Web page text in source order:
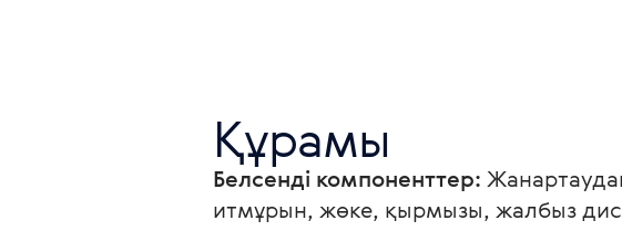
Құрамы
Белсенді компоненттер:
итмұрын, жөке, қырмызы, жалбыз